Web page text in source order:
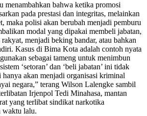
menambahkan bahwa ketika promosi
pada prestasi dan integritas, melainkan
maka polisi akan berubah menjadi pemburu
modal yang dipakai membeli jabatan,
rakyat, menjadi beking bandar, atau bahkan
Kasus di Bima Kota adalah contoh nyata
sebagai tameng untuk menimbun
‘setoran’ dan ‘beli jabatan’ ini tidak
akan menjadi organisasi kriminal
negara,” terang Wilson Lalengke sambil
Irjenpol Tedi Minahasa, mantan
yang terlibat sindikat narkotika
waktu lalu.